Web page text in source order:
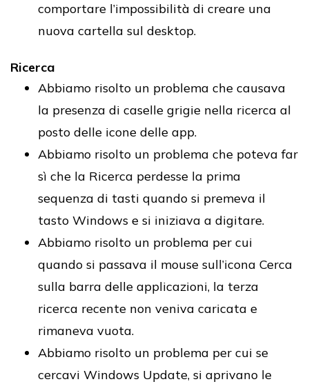
comportare l’impossibilità di creare una
nuova cartella sul desktop.
Ricerca
Abbiamo risolto un problema che causava
la presenza di caselle grigie nella ricerca al
posto delle icone delle app.
Abbiamo risolto un problema che poteva far
sì che la Ricerca perdesse la prima
sequenza di tasti quando si premeva il
tasto Windows e si iniziava a digitare.
Abbiamo risolto un problema per cui
quando si passava il mouse sull’icona Cerca
sulla barra delle applicazioni, la terza
ricerca recente non veniva caricata e
rimaneva vuota.
Abbiamo risolto un problema per cui se
cercavi Windows Update, si aprivano le